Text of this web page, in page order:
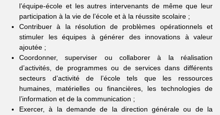
l’équipe-école et les autres intervenants de même que leur
participation à la vie de l’école et à la réussite scolaire ;
Contribuer à la résolution de problèmes opérationnels et
stimuler les équipes à générer des innovations à valeur
ajoutée ;
Coordonner, superviser ou collaborer à la réalisation
d’activités, de programmes ou de services dans différents
secteurs d’activité de l’école tels que les ressources
humaines, matérielles ou financières, les technologies de
l’information et de la communication ;
Exercer, à la demande de la direction générale ou de la